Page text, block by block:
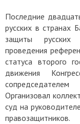
Последние
русских в странах
защиты русских
проведения
статуса второго
движения
Организовал
суд на
правозащитников.